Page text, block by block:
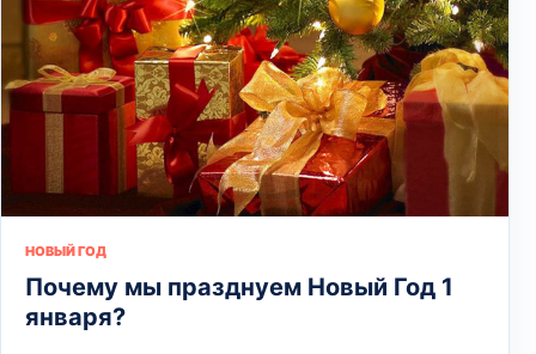
НОВЫЙ ГОД
Почему мы празднуем Новый Год 1
января?